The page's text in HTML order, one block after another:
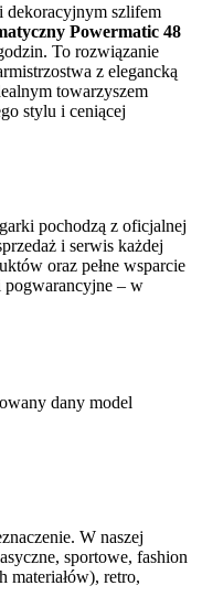
dekoracyjnym szlifem
Powermatic 48
To rozwiązanie
z elegancką
towarzyszem
stylu i ceniącej
pochodzą z oficjalnej
i serwis każdej
oraz pełne wsparcie
pogwarancyjne – w
dany model
W naszej
sportowe, fashion
materiałów), retro,